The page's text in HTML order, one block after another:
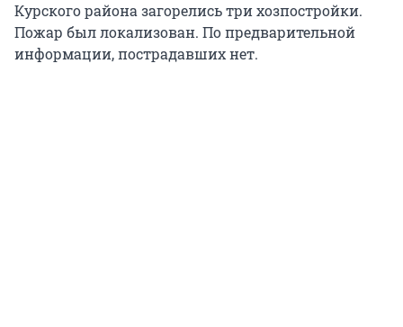
Курского района загорелись три хозпостройки.
Пожар был локализован. По предварительной
информации, пострадавших нет.